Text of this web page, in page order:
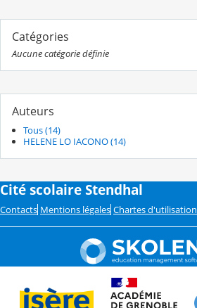
Catégories
Aucune catégorie définie
Auteurs
Tous (14)
HELENE LO IACONO (14)
Cité scolaire Stendhal
Contacts Mentions légales Chartes d'utilisation